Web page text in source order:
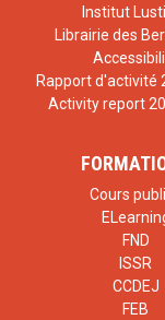
Institut
Librairie des
Rapport d'activité
Activity report
Cours
FND
ISSR
CCDEJ
FEB